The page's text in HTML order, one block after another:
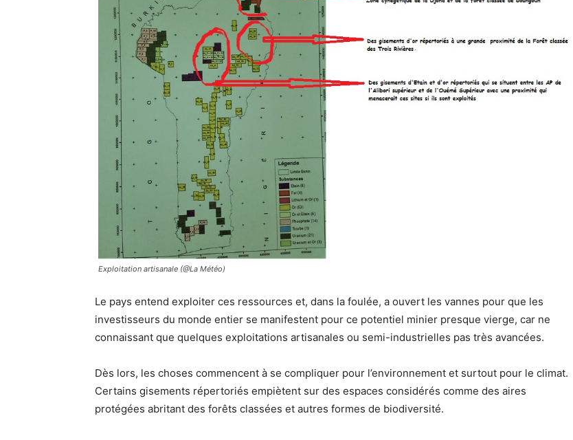
Exploitation artisanale (@La Météo)
Le pays entend exploiter ces ressources et, dans la foulée, a ouvert les vannes pour que les
investisseurs du monde entier se manifestent pour ce potentiel minier presque vierge, car ne
connaissant que quelques exploitations artisanales ou semi-industrielles pas très avancées.
Dès lors, les choses commencent à se compliquer pour l’environnement et surtout pour le climat.
Certains gisements répertoriés empiètent sur des espaces considérés comme des aires
protégées abritant des forêts classées et autres formes de biodiversité.